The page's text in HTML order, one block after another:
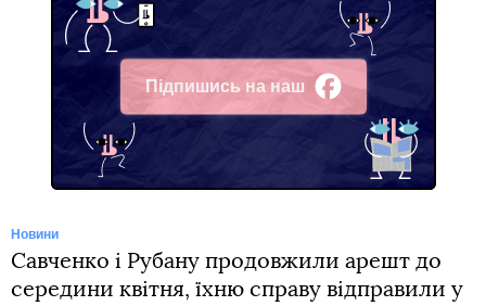
Підпишись на наш
Facebook
Новини
Савченко і Рубану продовжили арешт до
середини квітня, їхню справу відправили у